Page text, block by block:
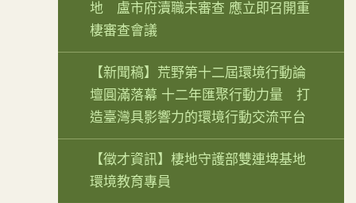
地 盧市府瀆職未審查 應立即召開重
棲審查會議
【新聞稿】荒野第十二屆環境行動論
壇圓滿落幕 十二年匯聚行動力量 打
造臺灣具影響力的環境行動交流平台
【徵才資訊】棲地守護部雙連埤基地
環境教育專員